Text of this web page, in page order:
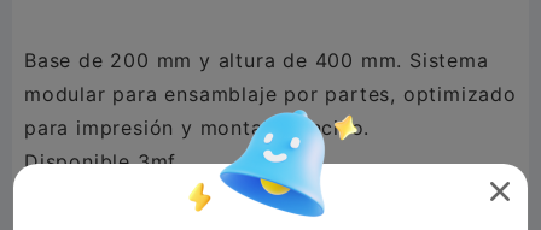
Base de 200 mm y altura de 400 mm. Sistema
modular para ensamblaje por partes, optimizado
para impresión y montaje sencillo.
Disponible 3mf
@Creality @LinkLayerLabsOG
@mural